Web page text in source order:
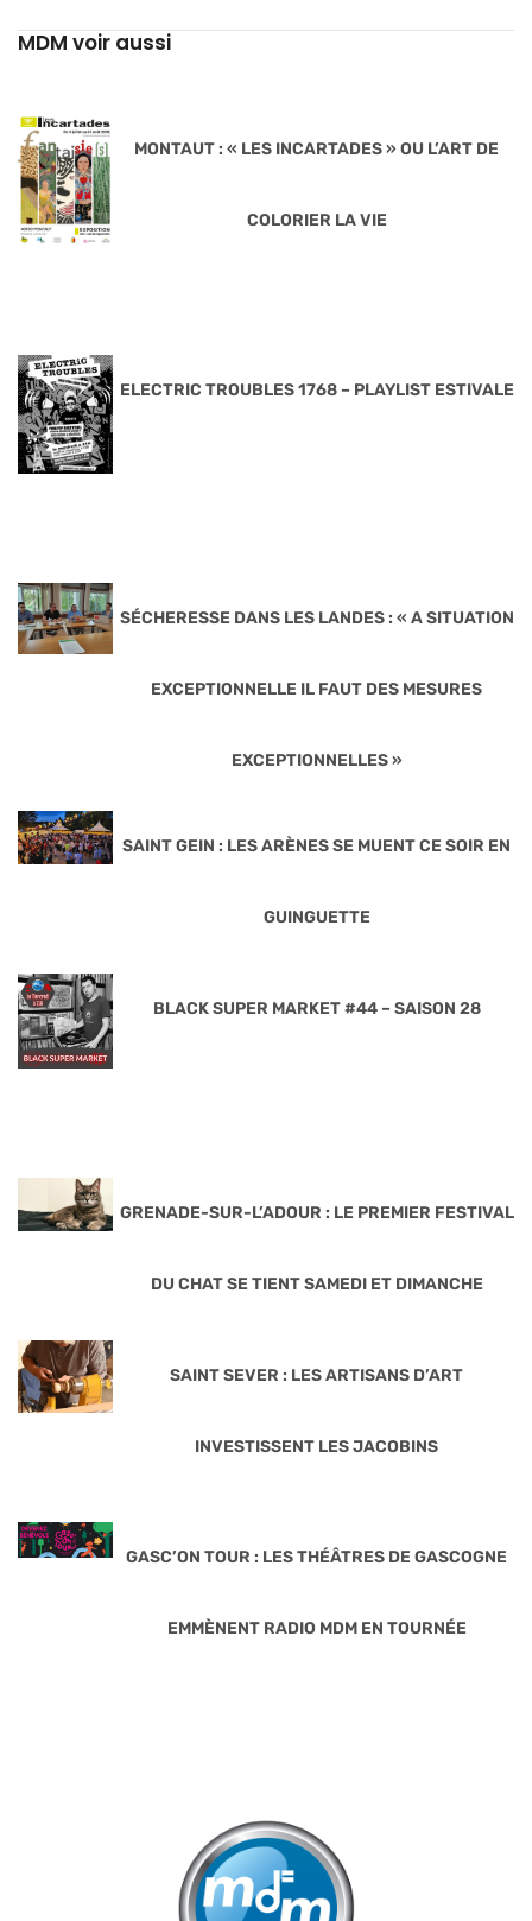
MDM voir aussi
MONTAUT : « LES INCARTADES » OU L’ART DE
COLORIER LA VIE
ELECTRIC TROUBLES 1768 – PLAYLIST ESTIVALE
SÉCHERESSE DANS LES LANDES : « A SITUATION
EXCEPTIONNELLE IL FAUT DES MESURES
EXCEPTIONNELLES »
SAINT GEIN : LES ARÈNES SE MUENT CE SOIR EN
GUINGUETTE
BLACK SUPER MARKET #44 – SAISON 28
GRENADE-SUR-L’ADOUR : LE PREMIER FESTIVAL
DU CHAT SE TIENT SAMEDI ET DIMANCHE
SAINT SEVER : LES ARTISANS D’ART
INVESTISSENT LES JACOBINS
GASC’ON TOUR : LES THÉÂTRES DE GASCOGNE
EMMÈNENT RADIO MDM EN TOURNÉE